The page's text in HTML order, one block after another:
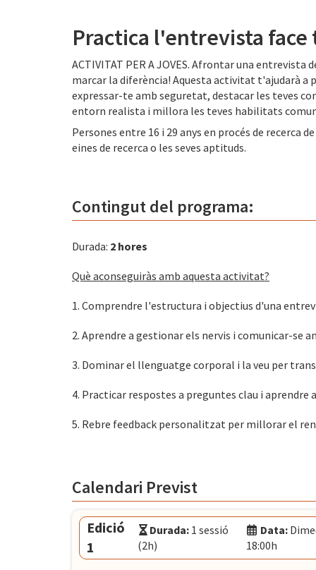
Practica l'entrevista face
ACTIVITAT PER A JOVES. Afrontar una
marcar la diferència! Aquesta activitat t'ajudarà a
expressar-te amb seguretat, destacar les teves
entorn realista i millora les teves habilitats
Persones entre 16 i 29 anys en procés de recerca
eines de recerca o les seves aptituds.
Contingut del programa:
Durada: 2 hores
Què aconseguiràs amb aquesta activitat?
1. Comprendre l'estructura i objectius d'una
2. Aprendre a gestionar els nervis i comunicar-se
3. Dominar el llenguatge corporal i la veu per
4. Practicar respostes a preguntes clau i
5. Rebre feedback personalitzat per millorar el
Calendari Previst
Edició
1
Durada:1 sessió
(2h)
Data:
18:00h